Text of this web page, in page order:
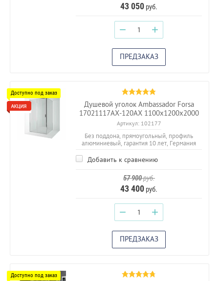
43 050 руб.
− +
ПРЕДЗАКАЗ
Душевой уголок Ambassador Forsa
17021117AX-120AX 1100х1200x2000
Артикул:102177
Без поддона, прямоугольный, профиль
алюминиевый, гарантия 10 лет, Германия
Добавить к сравнению
57 900руб.
43 400 руб.
− +
ПРЕДЗАКАЗ